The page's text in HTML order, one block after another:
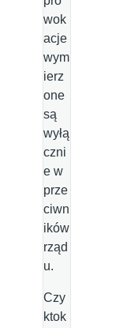
wok
acje
wym
ierz
one
są
wyłą
czni
e w
prze
ciwn
ików
rząd
u.
Czy
ktok